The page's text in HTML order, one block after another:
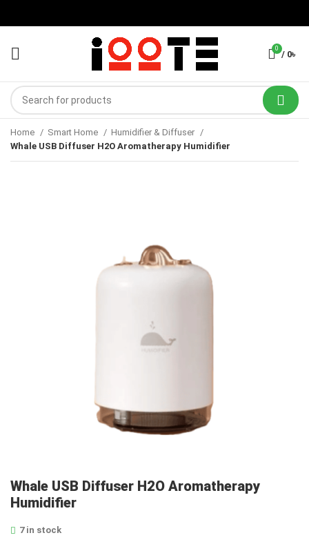
0
/ 0৳
Home Smart Home
Humidifier & Diffuser
Whale USB Diffuser H2O Aromatherapy Humidifier
Whale USB Diffuser H2O Aromatherapy
Humidifier
7 in stock